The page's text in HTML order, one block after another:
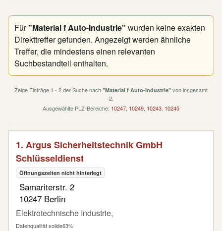
Für"Material f Auto-Industrie" wurden keine exakten
Direkttreffer gefunden. Angezeigt werden ähnliche
Treffer, die mindestens einen relevanten
Suchbestandteil enthalten.
Zeige Einträge 1 - 2 der Suche nach "Material f Auto-Industrie" von insgesamt
2.
Ausgewählte PLZ-Bereiche: 10247 10249 10243 10245
1. Argus Sicherheitstechnik GmbH
Schlüsseldienst
Öffnungszeiten nicht hinterlegt
Samariterstr. 2
10247 Berlin
Elektrotechnische Industrie,
Datenqualität solide63%